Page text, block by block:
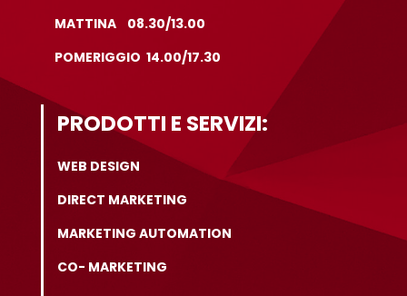
MATTINA 08.30/13.00
POMERIGGIO 14.00/17.30
PRODOTTI E SERVIZI:
WEB DESIGN
DIRECT MARKETING
MARKETING AUTOMATION
CO- MARKETING